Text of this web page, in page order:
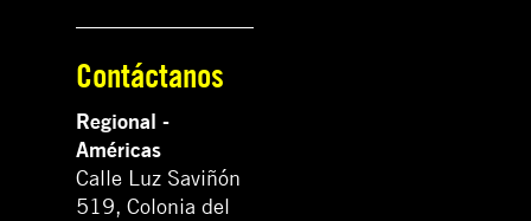
Contáctanos
Regional -
Américas
Calle Luz Saviñón
519, Colonia del